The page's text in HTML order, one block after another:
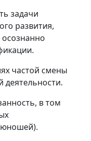
задачи
развития,
частой смены
деятельности.
в том
юношей).